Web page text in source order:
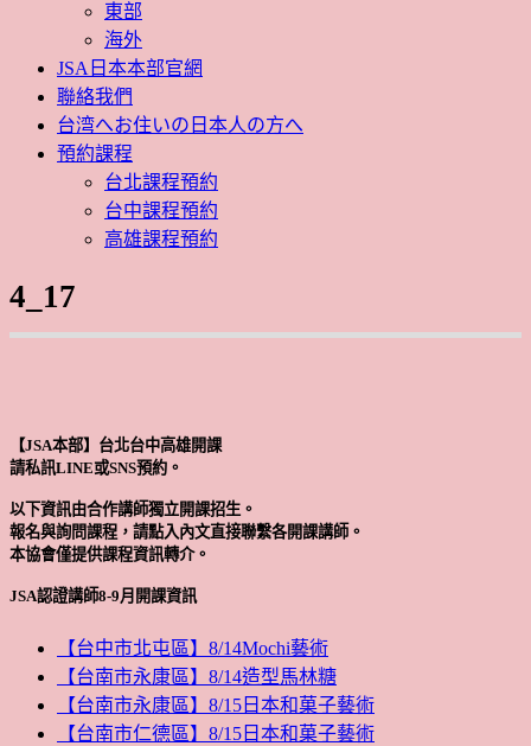
東部
海外
JSA日本本部官網
聯絡我們
台湾へお住いの日本人の方へ
預約課程
台北課程預約
台中課程預約
高雄課程預約
4_17
【JSA本部】台北台中高雄開課
請私訊LINE或SNS預約。
以下資訊由合作講師獨立開課招生。
報名與詢問課程，請點入內文直接聯繫各開課講師。
本協會僅提供課程資訊轉介。
JSA認證講師8-9月開課資訊
【台中市北屯區】8/14Mochi藝術
【台南市永康區】8/14造型馬林糖
【台南市永康區】8/15日本和菓子藝術
【台南市仁德區】8/15日本和菓子藝術